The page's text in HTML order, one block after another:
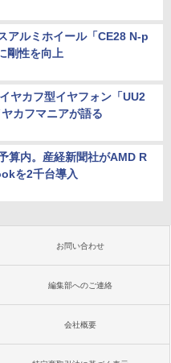
アルミホイール「CE28 N-p
剛性を向上
ヤカフ型イヤフォン「UU2
カフマニアが語る
算内。産経新聞社がAMD R
を2千台導入
お問い合わせ
編集部へのご連絡
会社概要